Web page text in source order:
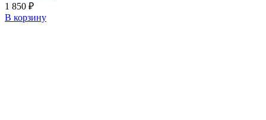
1 850 ₽
В корзину